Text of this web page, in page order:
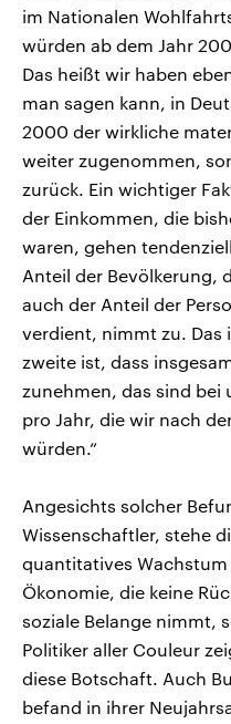
im Nationalen
würden ab dem Jahr
Das heißt wir haben
man sagen kann, in
2000 der wirkliche
weiter zugenommen,
zurück. Ein wichtiger
der Einkommen, die
waren, gehen
Anteil der Bevölkerung,
auch der Anteil der
verdient, nimmt zu. Das
zweite ist, dass
zunehmen, das sind bei
pro Jahr, die wir nach
würden.“
Angesichts solcher
Wissenschaftler, stehe
quantitatives Wachstum
Ökonomie, die keine
soziale Belange nimmt,
Politiker aller Couleur
diese Botschaft. Auch
befand in ihrer